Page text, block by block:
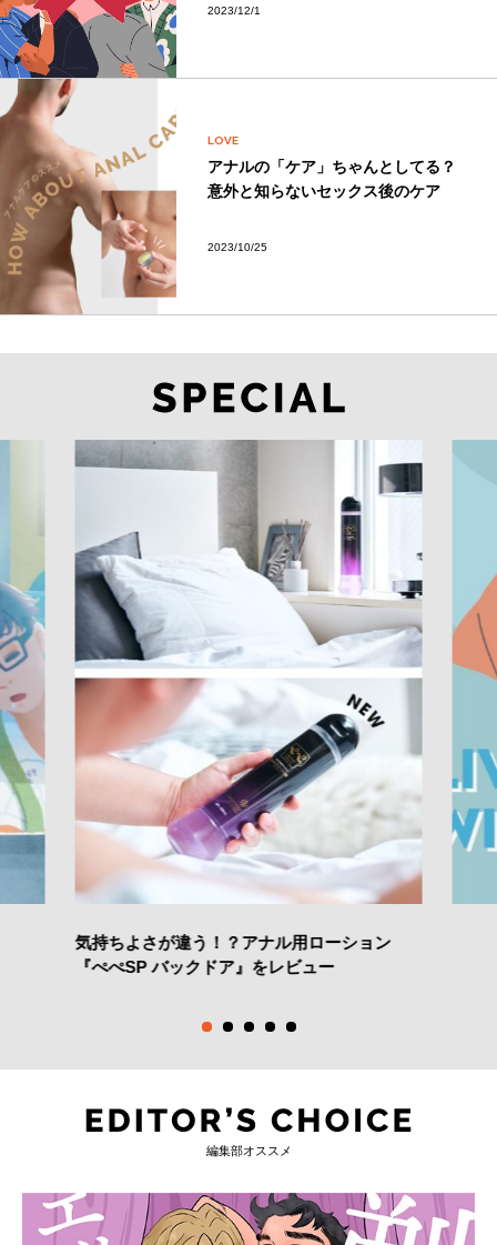
2023/12/1
LOVE
アナルの「ケア」ちゃんとしてる？
意外と知らないセックス後のケア
2023/10/25
気持ちよさが違う！？アナル用ローション
『ぺぺSP バックドア』をレビュー
編集部オススメ